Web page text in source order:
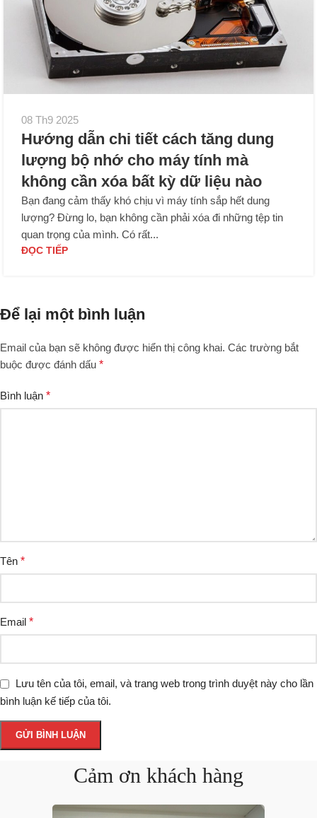
08 Th9 2025
Hướng dẫn chi tiết cách tăng dung
lượng bộ nhớ cho máy tính mà
không cần xóa bất kỳ dữ liệu nào
Bạn đang cảm thấy khó chịu vì máy tính sắp hết dung
lượng? Đừng lo, bạn không cần phải xóa đi những tệp tin
quan trọng của mình. Có rất...
ĐỌC TIẾP
Để lại một bình luận
Email của bạn sẽ không được hiển thị công khai. Các trường bắt
buộc được đánh dấu *
Bình luận *
Tên *
Email *
Lưu tên của tôi, email, và trang web trong trình duyệt này cho lần
bình luận kế tiếp của tôi.
Cảm ơn khách hàng